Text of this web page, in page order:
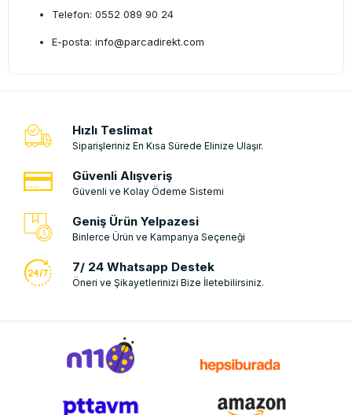
Telefon: 0552 089 90 24
E-posta: info@parcadirekt.com
Hızlı Teslimat
Siparişleriniz En Kısa Sürede Elinize Ulaşır.
Güvenli Alışveriş
Güvenli ve Kolay Ödeme Sistemi
Geniş Ürün Yelpazesi
Binlerce Ürün ve Kampanya Seçeneği
7/ 24 Whatsapp Destek
Öneri ve Şikayetlerinizi Bize İletebilirsiniz.